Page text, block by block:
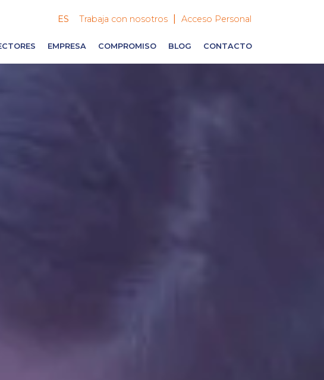
ES Trabaja con nosotros Acceso Personal
EMPRESA COMPROMISO BLOG CONTACTO